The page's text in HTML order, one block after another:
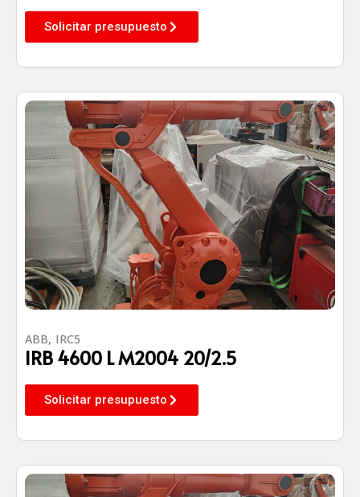
Solicitar presupuesto
ABB, IRC5
IRB 4600 L M2004 20/2.5
Solicitar presupuesto